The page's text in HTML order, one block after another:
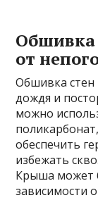
от
Обшивка
дождя и
можно
обеспечить
избежать
Крыша может
зависимости